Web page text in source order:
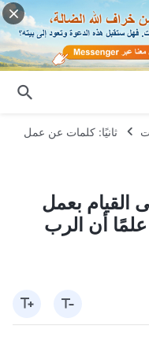
ثانيًا: كلمات عن عمل
القيام بعمل
علمًا أن الرب